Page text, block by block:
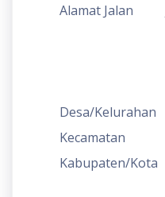
Alamat Jalan
Desa/Kelurahan
Kecamatan
Kabupaten/Kota